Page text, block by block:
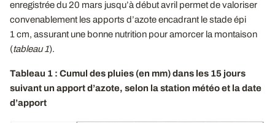
enregistrée du 20 mars jusqu’à début avril permet de valoriser
convenablement les apports d’azote encadrant le stade épi
1 cm, assurant une bonne nutrition pour amorcer la montaison
(tableau 1).
Tableau 1 : Cumul des pluies (en mm) dans les 15 jours
suivant un apport d’azote, selon la station météo et la date
d’apport